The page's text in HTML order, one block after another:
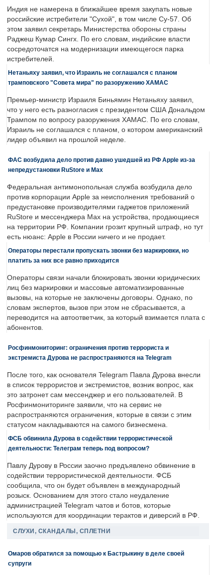
Индия не намерена в ближайшее время закупать новые
российские истребители "Сухой", в том числе Су-57. Об
этом заявил секретарь Министерства обороны страны
Раджеш Кумар Сингх. По его словам, индийские власти
сосредоточатся на модернизации имеющегося парка
истребителей.
Нетаньяху заявил, что Израиль не соглашался с планом
трамповского "Совета мира" по разоружению ХАМАС
Премьер-министр Израиля Биньямин Нетаньяху заявил,
что у него есть разногласия с президентом США Дональдом
Трампом по вопросу разоружения ХАМАС. По его словам,
Израиль не соглашался с планом, о котором американский
лидер объявил на прошлой неделе.
ФАС возбудила дело против давно ушедшей из РФ Apple из-за
непредустановки RuStore и Max
Федеральная антимонопольная служба возбудила дело
против корпорации Apple за неисполнения требований о
предустановке производителями гаджетов приложений
RuStore и мессенджера Max на устройства, продающиеся
на территории РФ. Компании грозит крупный штраф, но тут
есть нюанс: Apple в России ничего и не продает.
Операторы перестали пропускать звонки без маркировки, но
платить за них все равно приходится
Операторы связи начали блокировать звонки юридических
лиц без маркировки и массовые автоматизированные
вызовы, на которые не заключены договоры. Однако, по
словам экспертов, вызов при этом не сбрасывается, а
переводится на автоответчик, за который взимается плата с
абонентов.
Росфинмониторинг: ограничения против террориста и
экстремиста Дурова не распространяются на Telegram
После того, как основателя Telegram Павла Дурова внесли
в список террористов и экстремистов, возник вопрос, как
это затронет сам мессенджер и его пользователей. В
Росфинмониторинге заявили, что на сервис не
распространяются ограничения, которые в связи с этим
статусом накладываются на самого бизнесмена.
ФСБ обвинила Дурова в содействии террористической
деятельности: Телеграм теперь под вопросом?
Павлу Дурову в России заочно предъявлено обвинение в
содействии террористической деятельности. ФСБ
сообщила, что он будет объявлен в международный
розыск. Основанием для этого стало неудаление
администрацией Telegram чатов и ботов, которые
используются для координации терактов и диверсий в РФ.
СЛУХИ, СКАНДАЛЫ, СПЛЕТНИ
Омаров обратился за помощью к Бастрыкину в деле своей
супруги